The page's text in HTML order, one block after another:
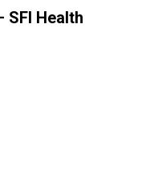
SFI Health